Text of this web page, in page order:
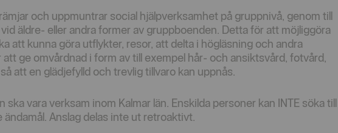
och uppmuntrar social hjälpverksamhet på gruppnivå, genom till
äldre- eller andra former av gruppboenden. Detta för att möjliggöra
att kunna göra utflykter, resor, att delta i högläsning och andra
ge omvårdnad i form av till exempel hår- och ansiktsvård, fotvård,
att en glädjefylld och trevlig tillvaro kan uppnås.
ska vara verksam inom Kalmar län. Enskilda personer kan INTE söka till
Anslag delas inte ut retroaktivt.